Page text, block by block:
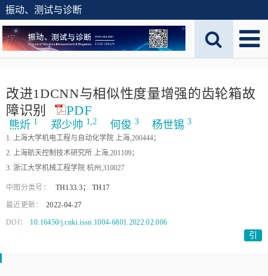
振动、测试与诊断
改进1DCNN与相似性度量增强的齿轮箱故
障识别
PDF
熊炘 1 郑少帅 1, 2 何俊 3 杨世锡 3
1. 上海大学机电工程与自动化学院 上海,200444；
2. 上海航天控制技术研究所 上海,201109；
3. 浙江大学机械工程学院 杭州,310027
中图分类号： TH133.3； TH17
最近更新： 2022-04-27
DOI： 10.16450/j.cnki.issn.1004-6801.2022.02.006
引